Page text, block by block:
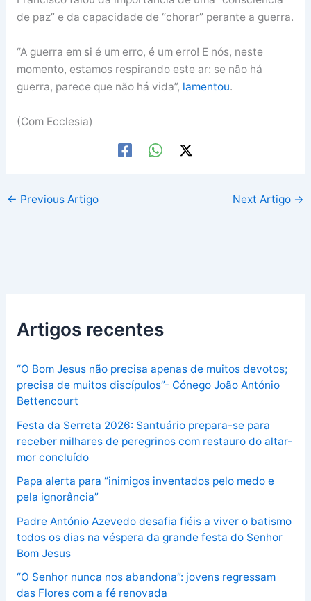
de paz” e da capacidade de “chorar” perante a guerra.
“A guerra em si é um erro, é um erro! E nós, neste
momento, estamos respirando este ar: se não há
guerra, parece que não há vida”, lamentou.
(Com Ecclesia)
← Previous Artigo Next Artigo →
Artigos recentes
“O Bom Jesus não precisa apenas de muitos devotos;
precisa de muitos discípulos”- Cónego João António
Bettencourt
Festa da Serreta 2026: Santuário prepara-se para
receber milhares de peregrinos com restauro do altar-
mor concluído
Papa alerta para “inimigos inventados pelo medo e
pela ignorância”
Padre António Azevedo desafia fiéis a viver o batismo
todos os dias na véspera da grande festa do Senhor
Bom Jesus
“O Senhor nunca nos abandona”: jovens regressam
das Flores com a fé renovada